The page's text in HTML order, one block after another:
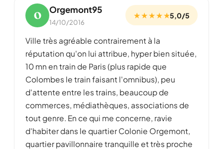
O Orgemont95
14/10/2016
★ ★ ★ ★ ★5,0/5
Ville très agréable contrairement à la
réputation qu'on lui attribue, hyper bien située,
10 mn en train de Paris (plus rapide que
Colombes le train faisant l'omnibus), peu
d'attente entre les trains, beaucoup de
commerces, médiathèques, associations de
tout genre. En ce qui me concerne, ravie
d'habiter dans le quartier Colonie Orgemont,
quartier pavillonnaire tranquille et très proche